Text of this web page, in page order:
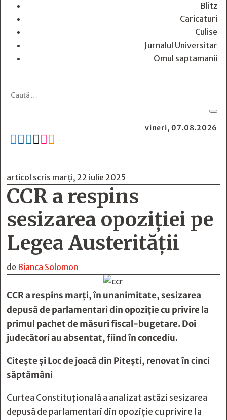
Blitz
Caricaturi
Culise
Jurnalul Universitar
Omul saptamanii
vineri, 07.08.2026
     
articol scris marți, 22 iulie 2025
CCR a respins
sesizarea opoziției pe
Legea Austerității
de Bianca Solomon
CCR a respins marţi, în unanimitate, sesizarea
depusă de parlamentari din opoziţie cu privire la
primul pachet de măsuri fiscal-bugetare. Doi
judecători au absentat, fiind în concediu.
Citește șiLoc de joacă din Pitești, renovat în cinci
săptămâni
Curtea Constituțională a analizat astăzi sesizarea
depusă de parlamentari din opoziție cu privire la